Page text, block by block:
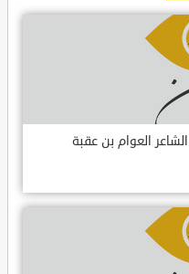
العوام بن عقبة